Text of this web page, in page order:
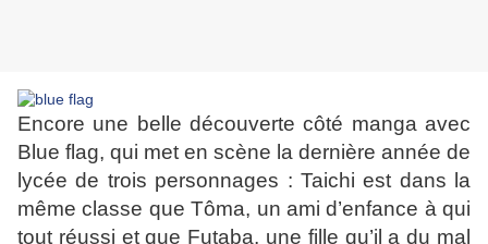
Encore une belle découverte côté manga avec
Blue flag, qui met en scène la dernière année de
lycée de trois personnages : Taichi est dans la
même classe que Tôma, un ami d’enfance à qui
tout réussi et que Futaba, une fille qu’il a du mal